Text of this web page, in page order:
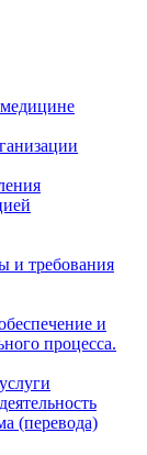
и требования
и
процесса.
(перевода)